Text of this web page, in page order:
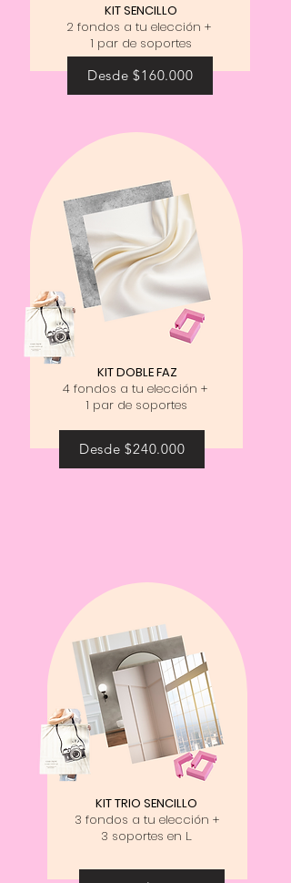
KIT SENCILLO
2 fondos a tu elección +
1 par de soportes
Desde $160.000
Desde $240.000
KIT DOBLE FAZ
4 fondos a tu elección +
1 par de soportes
KIT TRIO SENCILLO
3 fondos a tu elección +
3 soportes en L.